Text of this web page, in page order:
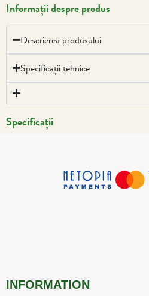
Informații despre produs
Descrierea produsului
Specificații tehnice
Specificații
INFORMATION